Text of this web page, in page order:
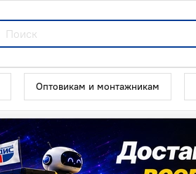
Оптовикам и монтажникам